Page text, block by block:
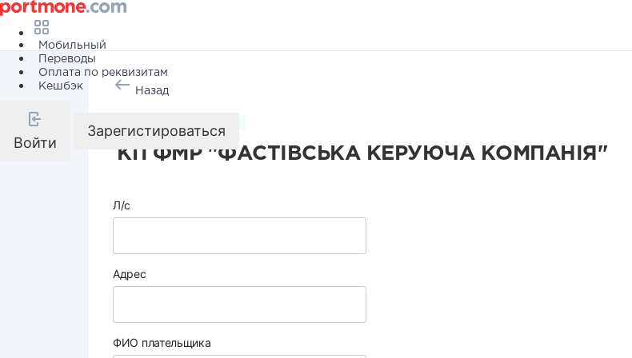
Мобильный
Переводы
Оплата по реквизитам
Кешбэк
Войти
Зарегистироваться
Назад
КП ФМР "ФАСТІВСЬКА КЕРУЮЧА КОМПАНІЯ"
Л/с
Адрес
ФИО плательщика